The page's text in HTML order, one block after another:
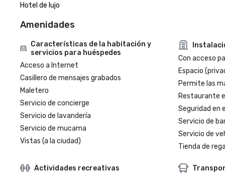
Hotel de lujo
Amenidades
Características de la habitación y
servicios para huéspedes
Acceso a Internet
Casillero de mensajes grabados
Maletero
Servicio de concierge
Servicio de lavandería
Servicio de mucama
Vistas (a la ciudad)
Con acceso
Espacio
Permite las
Restaurante
Seguridad en
Servicio de
Servicio de
Tienda de
Actividades recreativas